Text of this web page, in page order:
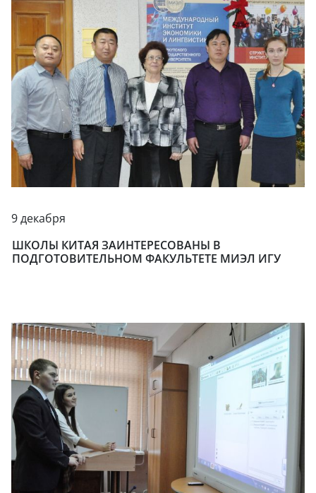
9 декабря
ШКОЛЫ КИТАЯ ЗАИНТЕРЕСОВАНЫ В
ПОДГОТОВИТЕЛЬНОМ ФАКУЛЬТЕТЕ МИЭЛ ИГУ